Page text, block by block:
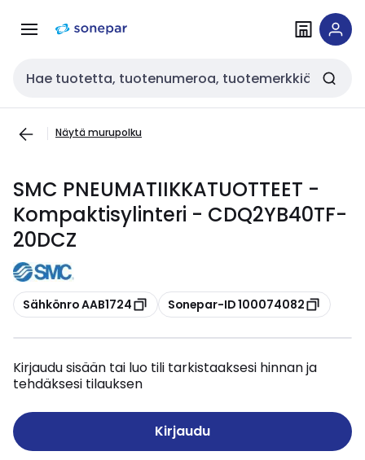
navigointiinsisältöön
Haku
Näytä murupolku
SMC PNEUMATIIKKATUOTTEET -
Kompaktisylinteri - CDQ2YB40TF-
20DCZ
Kopioi
Sähkönro AAB1724 Kopioi
Sonepar-ID 100074082
Kirjaudu sisään tai luo tili tarkistaaksesi hinnan ja
tehdäksesi tilauksen
Kirjaudu